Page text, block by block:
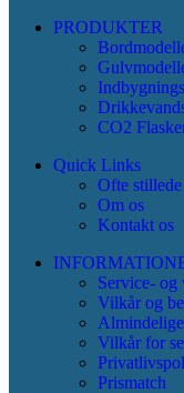
PRODUKTER
CO2
Quick Links
Ofte
Om os
Kontakt os
Service- og
Vilkår og
Vilkår for
Prismatch